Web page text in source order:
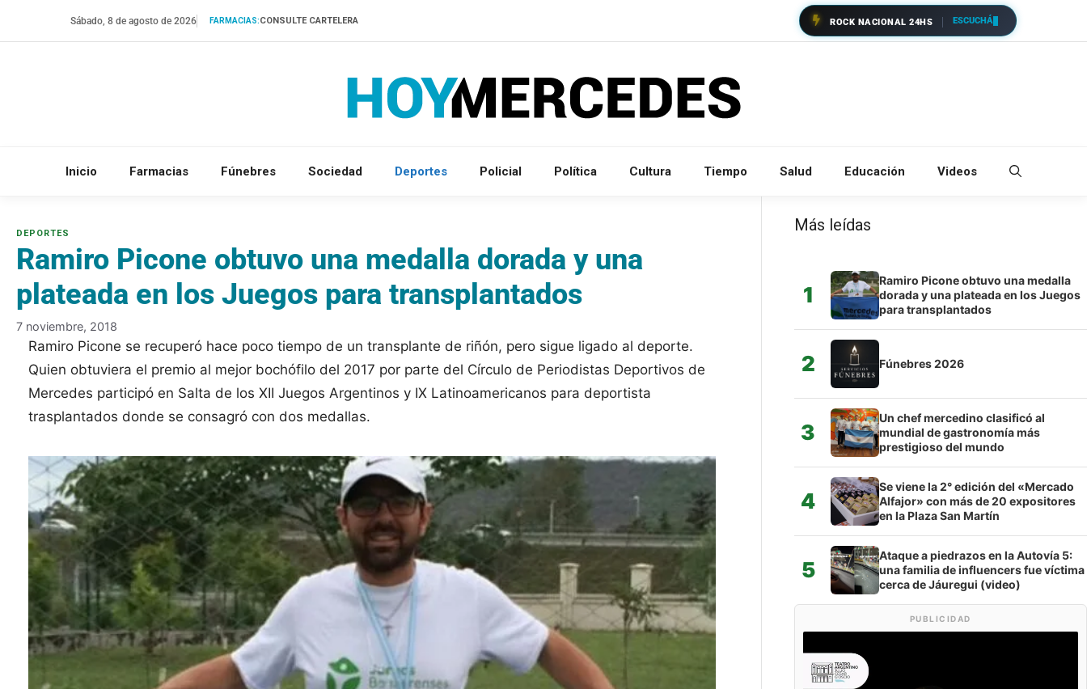
Sábado, 8 de agosto de 2026 FARMACIAS:CONSULTE CARTELERA ROCK NACIONAL 24HS ESCUCHÁ
Inicio Farmacias Fúnebres Sociedad Deportes Policial Política Cultura Tiempo Salud Educación Videos
Ramiro Picone obtuvo una medalla dorada y una
plateada en los Juegos para transplantados
7 noviembre, 2018
Ramiro Picone se recuperó hace poco tiempo de un transplante de riñón, pero sigue ligado al deporte.
Quien obtuviera el premio al mejor bochófilo del 2017 por parte del Círculo de Periodistas Deportivos de
Mercedes participó en Salta de los XII Juegos Argentinos y IX Latinoamericanos para deportista
trasplantados donde se consagró con dos medallas.
Más leídas
1
Ramiro Picone obtuvo una medalla
dorada y una plateada en los Juegos
para transplantados
2 Fúnebres 2026
3
Un chef mercedino clasificó al
mundial de gastronomía más
prestigioso del mundo
4
Se viene la 2° edición del «Mercado
Alfajor» con más de 20 expositores
en la Plaza San Martín
5
Ataque a piedrazos en la Autovía 5:
una familia de influencers fue víctima
cerca de Jáuregui (video)
PUBLICIDAD